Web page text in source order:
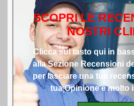
SCOPRI LE
NOSTRI
Clicca sul tasto qui in
alla Sezione Recensioni
per lasciare una tua
tua Opinione e molto